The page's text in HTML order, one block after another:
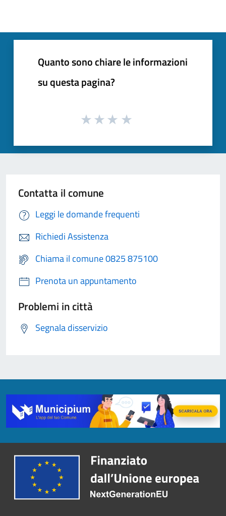
Quanto sono chiare le informazioni
su questa pagina?
Contatta il comune
Leggi le domande frequenti
Richiedi Assistenza
Chiama il comune 0825 875100
Prenota un appuntamento
Problemi in città
Segnala disservizio